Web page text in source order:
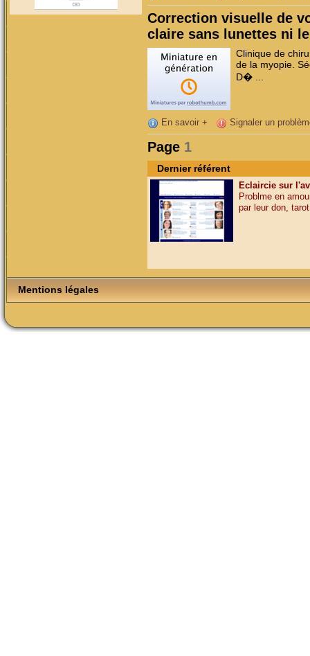
Correction visuelle de
claire sans lunettes ni
Clinique de
de la myopie.
D� ...
En savoir + Signaler un
Page 1
Dernier référent
Eclaircie sur
Problme en
par leur don,
Mentions légales